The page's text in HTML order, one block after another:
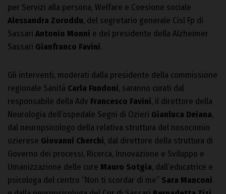
per Servizi alla persona, Welfare e Coesione sociale
Alessandra Zoroddu, del segretario generale Cisl Fp di
Sassari Antonio Monni e del presidente della Alzheimer
Sassari Gianfranco Favini.
Gli interventi, moderati dalla presidente della commissione
regionale Sanità Carla Fundoni, saranno curati dal
responsabile della Adv Francesco Favini, il direttore della
Neurologia dell’ospedale Segni di Ozieri Gianluca Deiana,
dal neuropsicologo della relativa struttura del nosocomio
ozierese Giovanni Cherchi, dal direttore della struttura di
Governo dei processi, Ricerca, Innovazione e Sviluppo e
Umanizzazione delle cure Mauro Sotgia, dall’educatrice e
psicologa del centro “Non ti scordar di me” Sara Manconi